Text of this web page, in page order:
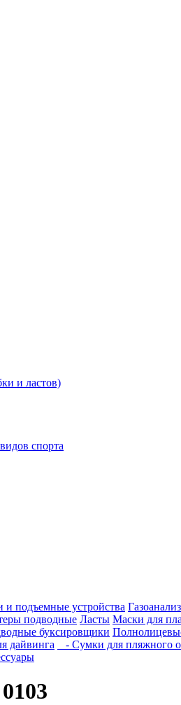
и ластов)
спорта
и подъемные устройства
подводные Ласты Маски для
буксировщики
дайвинга - Сумки для пляжного